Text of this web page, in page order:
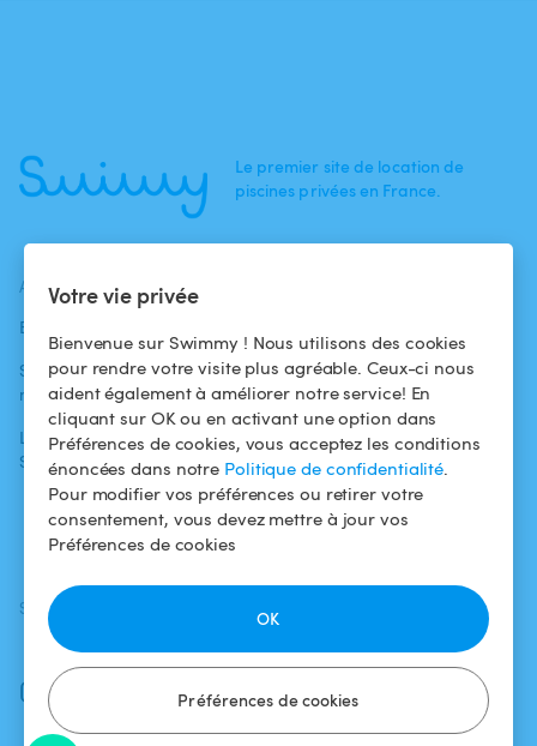
Votre vie privée
Bienvenue sur Swimmy ! Nous utilisons des cookies
pour rendre votre visite plus agréable. Ceux-ci nous
aident également à améliorer notre service! En
cliquant sur OK ou en activant une option dans
Préférences de cookies, vous acceptez les conditions
énoncées dans notre Politique de confidentialité.
Pour modifier vos préférences ou retirer votre
consentement, vous devez mettre à jour vos
Préférences de cookies
Préférences de cookies
OK
Le premier site de location de
piscines privées en France.
ACTUALITÉS
Blog
Swimmy dans les
médias
L'aventure
Swimmy
baigneurs
Pour les
propriétaires
Louer ma piscine
Comment ça
marche ?
Conditions
d'utilisation
Politique de
confidentialité
Mentions légales
SUIVEZ-NOUS
Facebook
Instagram